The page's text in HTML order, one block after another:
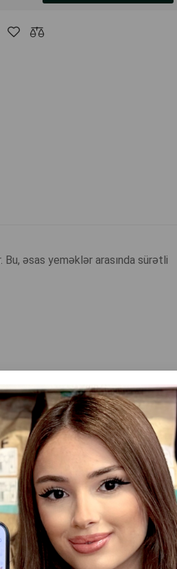
əsas yeməklər arasında sürətli
Hamısını Gör